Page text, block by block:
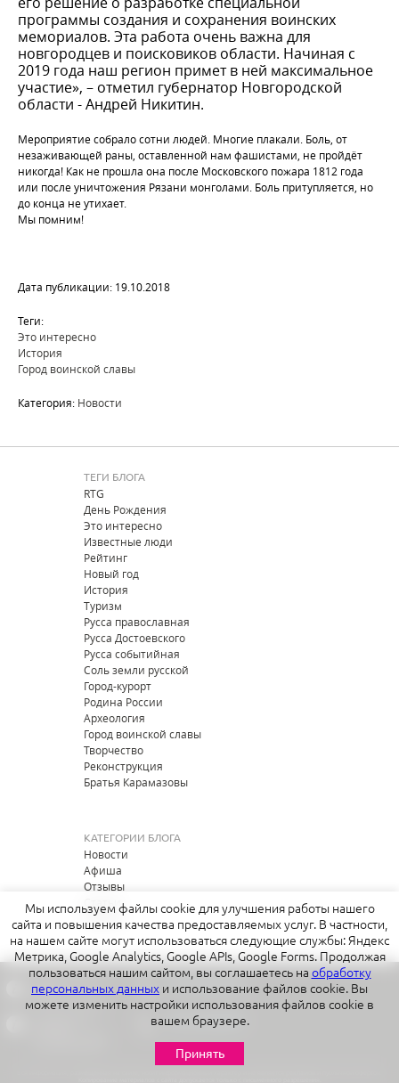
Мы используем файлы cookie для улучшения работы нашего
сайта и повышения качества предоставляемых услуг. В частности,
на нашем сайте могут использоваться следующие службы: Яндекс
Метрика, Google Analytics, Google APIs, Google Forms. Продолжая
пользоваться нашим сайтом, вы соглашаетесь на обработку
персональных данных и использование файлов cookie. Вы
можете изменить настройки использования файлов cookie в
вашем браузере.
Принять
программы создания и сохранения воинских
мемориалов. Эта работа очень важна для
новгородцев и поисковиков области. Начиная с
2019 года наш регион примет в ней максимальное
участие», – отметил губернатор Новгородской
области - Андрей Никитин.
Мероприятие собрало сотни людей. Многие плакали. Боль, от
незаживающей раны, оставленной нам фашистами, не пройдёт
никогда! Как не прошла она после Московского пожара 1812 года
или после уничтожения Рязани монголами. Боль притупляется, но
до конца не утихает.
Мы помним!
Дата публикации: 19.10.2018
Теги:
Это интересно
История
Город воинской славы
Категория: Новости
ТЕГИ БЛОГА
RTG
День Рождения
Это интересно
Известные люди
Рейтинг
Новый год
История
Туризм
Русса православная
Русса Достоевского
Русса событийная
Соль земли русской
Город-курорт
Родина России
Археология
Город воинской славы
Творчество
Реконструкция
Братья Карамазовы
КАТЕГОРИИ БЛОГА
Новости
Афиша
Отзывы
Опросы
ОФИС
Воскресенская, 6
+7 (911) 634-99-99